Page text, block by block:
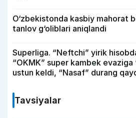
O‘zbekistonda kasbiy mahorat
tanlov g‘oliblari aniqlandi
Superliga. “Neftchi” yirik
“OKMK” super kambek evaziga
ustun keldi, “Nasaf” durang
Tavsiyalar